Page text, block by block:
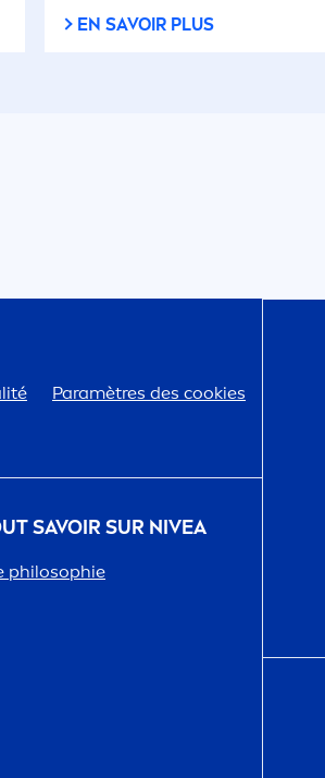
EN SAVOIR PLUS
Paramètres des cookies
SAVOIR SUR NIVEA
philosophie